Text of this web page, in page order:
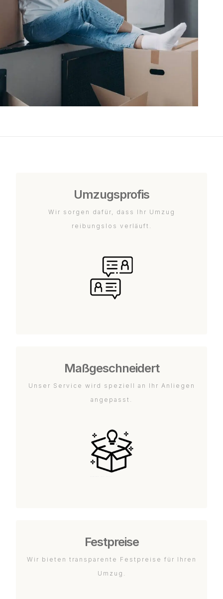
Umzugsprofis
Wir sorgen dafür, dass Ihr Umzug
reibungslos verläuft.
Maßgeschneidert
Unser Service wird speziell an Ihr Anliegen
angepasst.
Festpreise
Wir bieten transparente Festpreise für Ihren
Umzug.